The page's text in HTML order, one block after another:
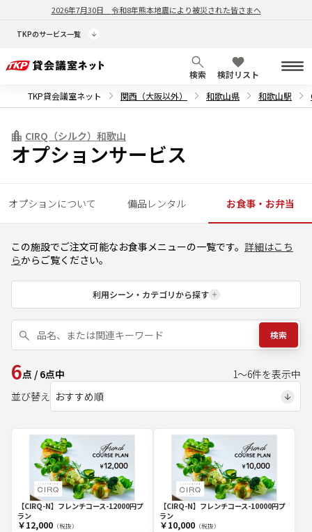
2026年7月30日 令和8年熊本地震により被災された皆さまへ
TKPのサービス一覧
検索
検討リスト
TKP貸会議室ネット
関西（大阪以外） 和歌山県 和歌山駅
CIRQ（シルク）和歌山
オプションサービス
オプションについて 備品レンタル お食事・お弁当
この施設でご注文可能なお食事メニューの一覧です。 詳細はこち
らからご覧ください。
利用シーン・カテゴリから探す
検索
6点 / 6点中 1～6件を表示中
並び替え
【CIRQ-N】フレンチコース-12000円プ
ラン
￥12,000（税抜）
【CIRQ-N】フレンチコース-10000円プ
ラン
￥10,000（税抜）